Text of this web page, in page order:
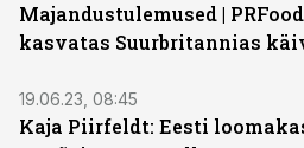
Majandustulemused |
kasvatas Suurbritannias
19.06.23, 08:45
Kaja Piirfeldt: Eesti